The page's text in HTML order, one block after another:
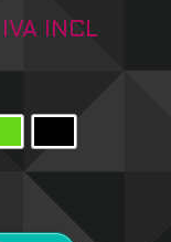
IVA INCL